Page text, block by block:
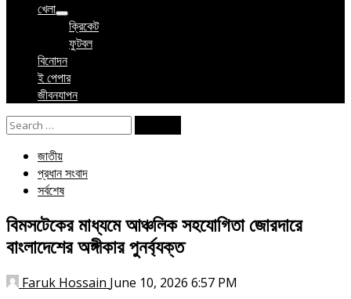
খেলা
ক্রিকেট
ফুটবল
বিনোদন
ই পেপার
জীবনযাপন
Search
জাতীয়
প্রধান সংবাদ
সর্বশেষ
বিমসটেকের মাধ্যমে আঞ্চলিক সহযোগিতা জোরদারে
বাংলাদেশের অঙ্গীকার পুনর্ব্যক্ত
Faruk Hossain June 10, 2026 6:57 PM